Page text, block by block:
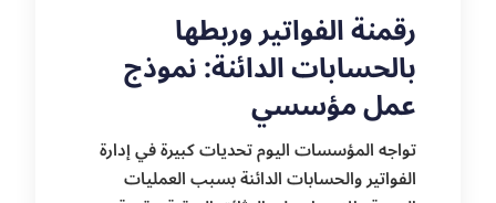
رقمنة الفواتير وربطها
بالحسابات الدائنة: نموذج
عمل مؤسسي
تواجه المؤسسات اليوم تحديات كبيرة في إدارة
الفواتير والحسابات الدائنة بسبب العمليات